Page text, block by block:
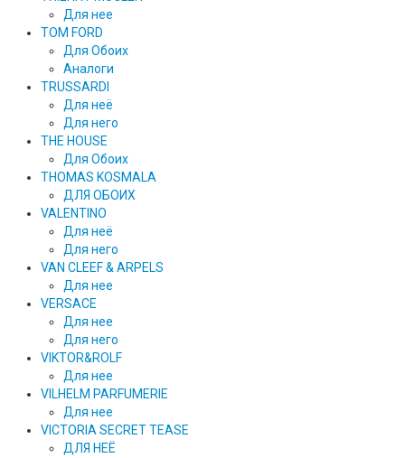
Для нее
TOM FORD
Для Обоих
Аналоги
TRUSSARDI
Для неё
Для него
THE HOUSE
Для Обоих
THOMAS KOSMALA
ДЛЯ ОБОИХ
VALENTINO
Для неё
Для него
VAN CLEEF & ARPELS
Для нее
VERSACE
Для нее
Для него
VIKTOR&ROLF
Для нее
VILHELM PARFUMERIE
Для нее
VICTORIA SECRET TEASE
ДЛЯ НЕЁ